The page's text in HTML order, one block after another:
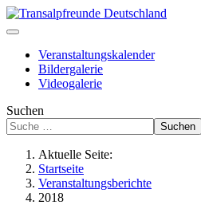
Veranstaltungskalender
Bildergalerie
Videogalerie
Suchen
Suchen
Aktuelle Seite:
Startseite
Veranstaltungsberichte
2018